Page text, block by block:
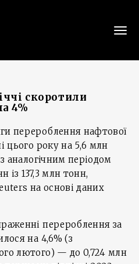
скоротили
4%
перероблення нафтової
цього року на 5,6 млн
аналогічним періодом
із 137,3 млн тонн,
на основі даних
перероблення за
на 4,6% (з
лютого) — до 0,724 млн